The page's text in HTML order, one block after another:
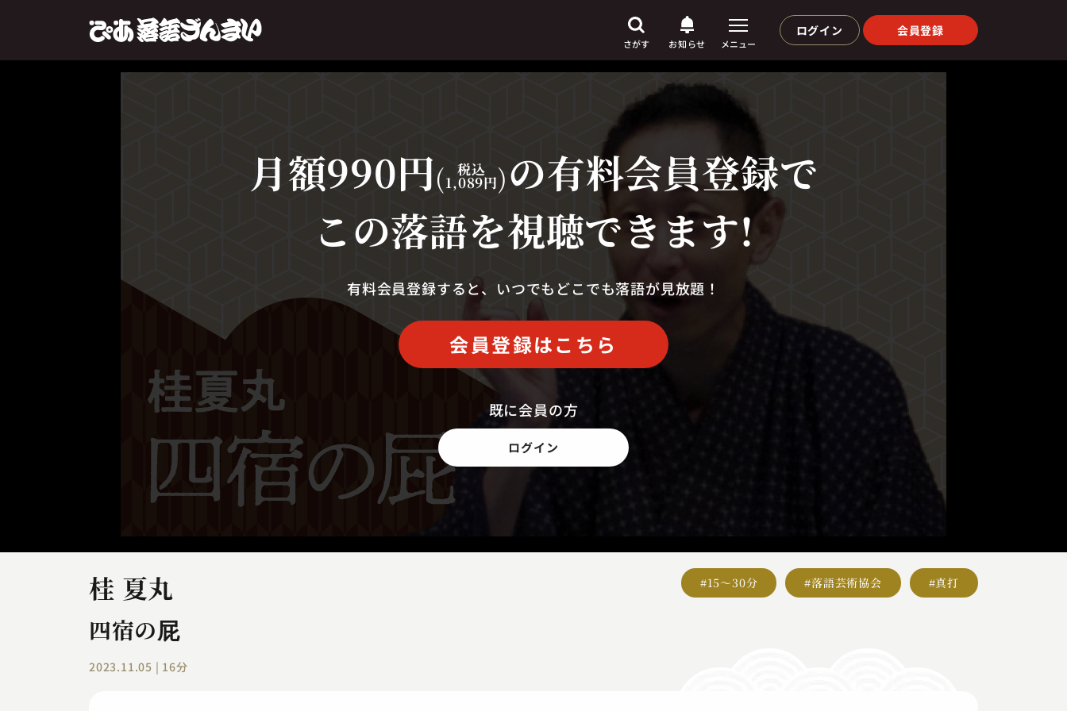
さがす
芸人からさがす
演目
上演時間からさがす
お知らせ メニュー
ログイン 会員登録
月額990円( 税込
1,089円)の有料会員登録で
この落語を視聴できます!
有料会員登録すると、いつでもどこでも落語が見放題！
会員登録はこちら
既に会員の方
ログイン
桂 夏丸
四宿の屁
2023.11.05 | 16分
#15～30分 #落語芸術協会 #真打